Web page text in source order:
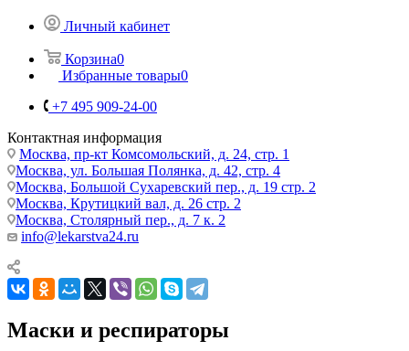
Личный кабинет
Корзина0
Избранные товары0
+7 495 909-24-00
Контактная информация
Москва, пр-кт Комсомольский, д. 24, стр. 1
Москва, ул. Большая Полянка, д. 42, стр. 4
Москва, Большой Сухаревский пер., д. 19 стр. 2
Москва, Крутицкий вал, д. 26 стр. 2
Москва, Столярный пер., д. 7 к. 2
info@lekarstva24.ru
Маски и респираторы